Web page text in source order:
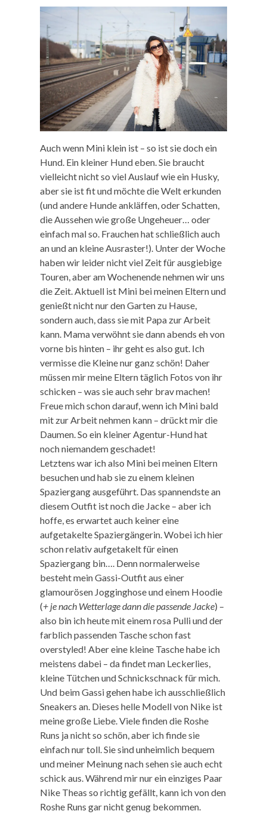
Auch wenn Mini klein ist – so ist sie doch ein
Hund. Ein kleiner Hund eben. Sie braucht
vielleicht nicht so viel Auslauf wie ein Husky,
aber sie ist fit und möchte die Welt erkunden
(und andere Hunde ankläffen, oder Schatten,
die Aussehen wie große Ungeheuer… oder
einfach mal so. Frauchen hat schließlich auch
an und an kleine Ausraster!). Unter der Woche
haben wir leider nicht viel Zeit für ausgiebige
Touren, aber am Wochenende nehmen wir uns
die Zeit. Aktuell ist Mini bei meinen Eltern und
genießt nicht nur den Garten zu Hause,
sondern auch, dass sie mit Papa zur Arbeit
kann. Mama verwöhnt sie dann abends eh von
vorne bis hinten – ihr geht es also gut. Ich
vermisse die Kleine nur ganz schön! Daher
müssen mir meine Eltern täglich Fotos von ihr
schicken – was sie auch sehr brav machen!
Freue mich schon darauf, wenn ich Mini bald
mit zur Arbeit nehmen kann – drückt mir die
Daumen. So ein kleiner Agentur-Hund hat
noch niemandem geschadet!
Letztens war ich also Mini bei meinen Eltern
besuchen und hab sie zu einem kleinen
Spaziergang ausgeführt. Das spannendste an
diesem Outfit ist noch die Jacke – aber ich
hoffe, es erwartet auch keiner eine
aufgetakelte Spaziergängerin. Wobei ich hier
schon relativ aufgetakelt für einen
Spaziergang bin…. Denn normalerweise
besteht mein Gassi-Outfit aus einer
glamourösen Jogginghose und einem Hoodie
(+ je nach Wetterlage dann die passende Jacke) –
also bin ich heute mit einem rosa Pulli und der
farblich passenden Tasche schon fast
overstyled! Aber eine kleine Tasche habe ich
meistens dabei – da findet man Leckerlies,
kleine Tütchen und Schnickschnack für mich.
Und beim Gassi gehen habe ich ausschließlich
Sneakers an. Dieses helle Modell von Nike ist
meine große Liebe. Viele finden die Roshe
Runs ja nicht so schön, aber ich finde sie
einfach nur toll. Sie sind unheimlich bequem
und meiner Meinung nach sehen sie auch echt
schick aus. Während mir nur ein einziges Paar
Nike Theas so richtig gefällt, kann ich von den
Roshe Runs gar nicht genug bekommen.